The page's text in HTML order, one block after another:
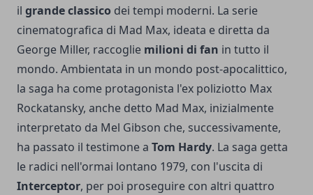
il grande classico dei tempi moderni. La serie
cinematografica di Mad Max, ideata e diretta da
George Miller, raccoglie milioni di fan in tutto il
mondo. Ambientata in un mondo post-apocalittico,
la saga ha come protagonista l'ex poliziotto Max
Rockatansky, anche detto Mad Max, inizialmente
interpretato da Mel Gibson che, successivamente,
ha passato il testimone a Tom Hardy. La saga getta
le radici nell'ormai lontano 1979, con l'uscita di
Interceptor, per poi proseguire con altri quattro